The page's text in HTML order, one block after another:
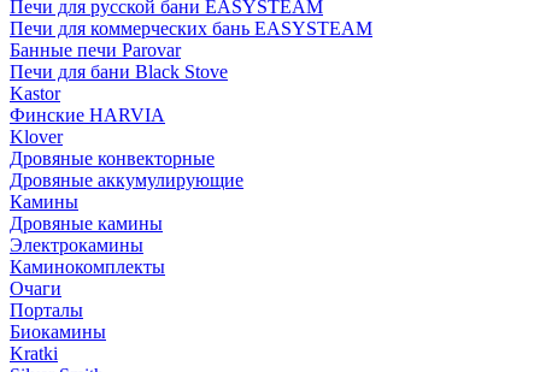
Печи для русской бани EASYSTEAM
Печи для коммерческих бань EASYSTEAM
Банные печи Parovar
Печи для бани Black Stove
Kastor
Финские HARVIA
Klover
Дровяные конвекторные
Дровяные аккумулирующие
Камины
Дровяные камины
Электрокамины
Каминокомплекты
Очаги
Порталы
Биокамины
Kratki